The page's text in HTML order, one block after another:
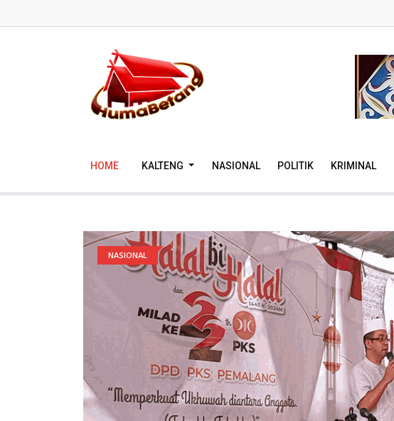
HOME KALTENG NASIONAL POLITIK KRIMINAL
NASIONAL